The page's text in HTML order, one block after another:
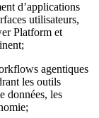
d’applications
utilisateurs,
Platform et
agentiques
les outils
données, les